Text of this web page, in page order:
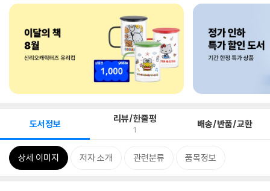
도서정보 리뷰/한줄평
1 배송/반품/교환
상세 이미지 저자 소개 관련분류 품목정보